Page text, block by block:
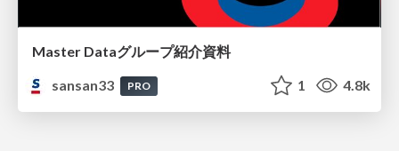
Master Dataグループ紹介資料
sansan33
PRO 1 4.8k